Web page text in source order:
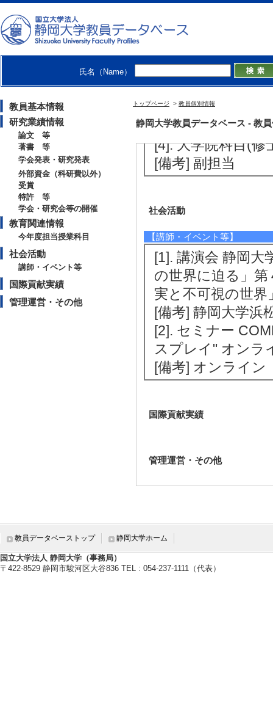
氏名（Name）
教員基本情報
研究業績情報
論文 等
著書 等
学会発表・研究発表
外部資金（科研費以外）
受賞
特許 等
学会・研究会等の開催
教育関連情報
今年度担当授業科目
社会活動
講師・イベント等
国際貢献実績
管理運営・その他
トップページ > 教員個別情報
静岡大学教員データベース - 教
[備考] 副担当
[2]. 学部専門科目
（2026年度 - 後期
[備考] 副担当
[3]. 学部専門科目
[備考] 副担当
[4]. 大学院科目(修
[備考] 副担当
社会活動
【講師・イベント等】
[1]. 講演会 静岡大
の世界に迫る」
実と不可視の世界
[備考] 静岡大学浜
[2]. セミナー
スプレイ" オンラ
[備考] オンライン
国際貢献実績
管理運営・その他
教員データベーストップ 静岡大学ホーム
国立大学法人 静岡大学（事務局）
〒422-8529 静岡市駿河区大谷836 TEL : 054-237-1111（代表）